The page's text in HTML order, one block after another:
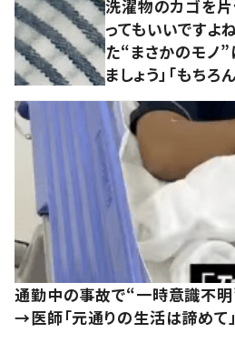
洗濯物のカゴを片
ってもいいですよ
た“まさかのモノ
ましょう」「もちろん
通勤中の事故で“一時意識不明
→医師「元通りの生活は諦めて